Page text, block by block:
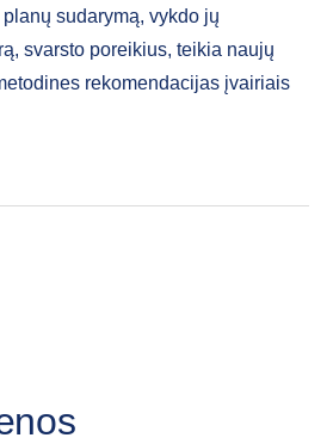
sudarymą, vykdo jų
svarsto poreikius, teikia naujų
rekomendacijas įvairiais